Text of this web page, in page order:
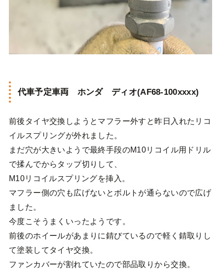
代車予定車両 ホンダ ディオ(AF68-100xxxx)
前後タイヤ交換しようとマフラー外すと昨日入れたリコ
イルスプリングが外れました。
まだ穴が大きいようで最終手段のM10リコイル用ドリル
で揉んでからタップ切りして、
M10リコイルスプリングを挿入。
マフラー側の穴も広げないとボルトが通らないので広げ
ました。
今度こそうまくいったようです。
前後のホイールがあまりに錆びているので軽く錆取りし
て塗装してタイヤ交換。
ファンカバーが割れていたので部品取りから交換。